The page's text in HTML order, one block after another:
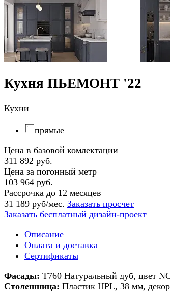
Кухня ПЬЕМОНТ '22
Кухни
прямые
Цена в базовой комлектации
311 892 руб.
Цена за погонный метр
103 964 руб.
Рассрочка до 12 месяцев
31 189 руб/мес. Заказать просчет
Заказать бесплатный дизайн-проект
Описание
Оплата и доставка
Сертификаты
Фасады: Т760 Натуральный дуб, цвет
Столешница: Пластик HPL, 38 мм,